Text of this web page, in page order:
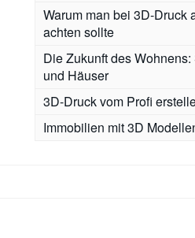
Warum man bei 3D-Druck
achten sollte
Die Zukunft des
und Häuser
3D-Druck vom Profi
Immobilien mit 3D